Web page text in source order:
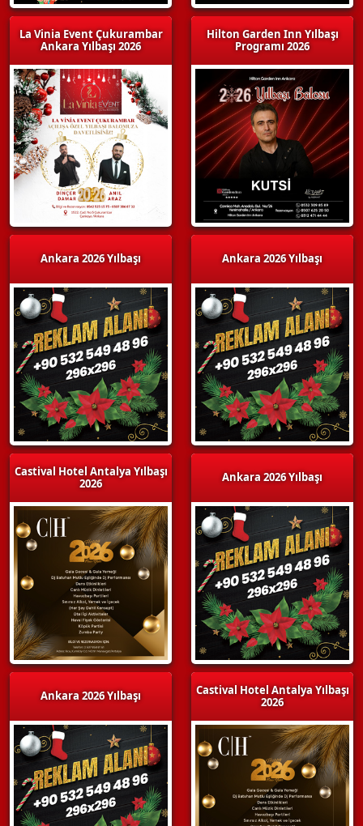
La Vinia Event Çukurambar
Ankara Yılbaşı 2026
Ankara 2026 Yılbaşı
Castival Hotel Antalya Yılbaşı
2026
Ankara 2026 Yılbaşı
Hilton Garden Inn Yılbaşı
Programı 2026
Ankara 2026 Yılbaşı
Ankara 2026 Yılbaşı
Castival Hotel Antalya Yılbaşı
2026